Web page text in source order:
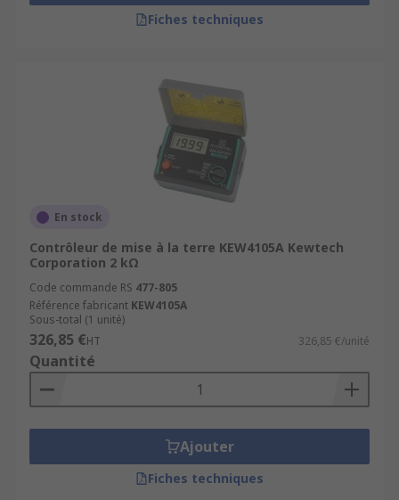
Fiches techniques
En stock
Contrôleur de mise à la terre KEW4105A Kewtech
Corporation 2 kΩ
Code commande RS 477-805
Référence fabricant KEW4105A
Sous-total (1 unité)
326,85 €HT 326,85 €/unité
Quantité
Ajouter
Fiches techniques